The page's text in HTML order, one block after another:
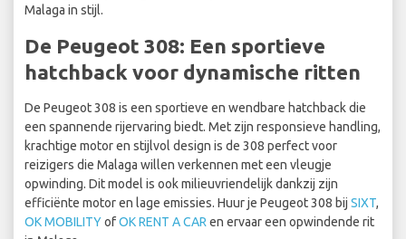
Malaga in stijl.
De Peugeot 308: Een sportieve
hatchback voor dynamische ritten
De Peugeot 308 is een sportieve en wendbare hatchback die
een spannende rijervaring biedt. Met zijn responsieve handling,
krachtige motor en stijlvol design is de 308 perfect voor
reizigers die Malaga willen verkennen met een vleugje
opwinding. Dit model is ook milieuvriendelijk dankzij zijn
efficiënte motor en lage emissies. Huur je Peugeot 308 bij SIXT,
OK MOBILITYofOK RENT A CAR en ervaar een opwindende rit